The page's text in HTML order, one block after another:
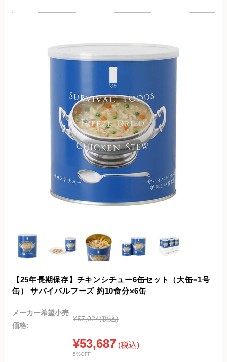
【25年長期保存】チキンシチュー6缶セット（大缶=1号
缶） サバイバルフーズ 約10食分×6缶
メーカー希望小売
価格:
¥57,024(税込)
¥53,687 (税込)
5%OFF